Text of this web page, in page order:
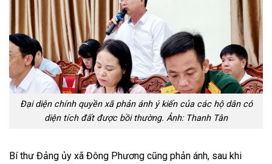
Đại diện chính quyền xã phản ánh ý kiến của các hộ dân có
diện tích đất được bồi thường. Ảnh: Thanh Tân
Bí thư Đảng ủy xã Đông Phương cũng phản ánh, sau khi